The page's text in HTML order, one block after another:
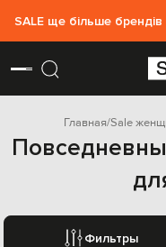
SALE ще більше
Главная Sale
Фильтры